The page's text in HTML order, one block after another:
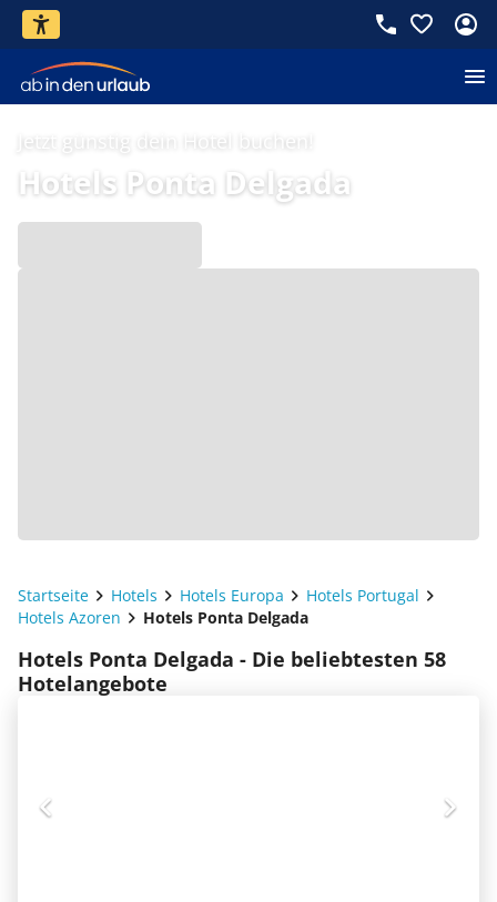
Jetzt günstig dein Hotel buchen!
Hotels Ponta Delgada
Startseite Hotels Hotels Europa
Hotels Portugal
Hotels Azoren
Hotels Ponta Delgada
Hotels Ponta Delgada - Die beliebtesten 58
Hotelangebote